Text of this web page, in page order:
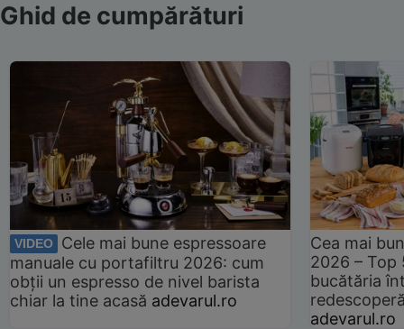
Ghid de cumpărături
VIDEO
Cele mai bune espressoare
manuale cu portafiltru 2026: cum
obții un espresso de nivel barista
chiar la tine acasă adevarul.ro
Cea mai
2026 –
bucătăria
adevarul.ro